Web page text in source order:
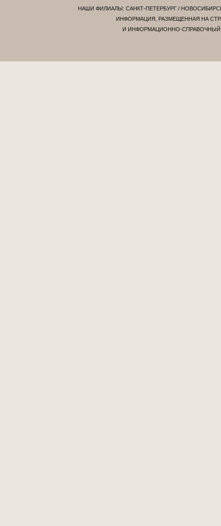
НАШИ ФИЛИАЛЫ: САНКТ-ПЕТЕРБУРГ /
ИНФОРМАЦИЯ, РАЗМЕЩЕННАЯ НА
И ИНФОРМАЦИОННО-СПРАВОЧНЫЙ